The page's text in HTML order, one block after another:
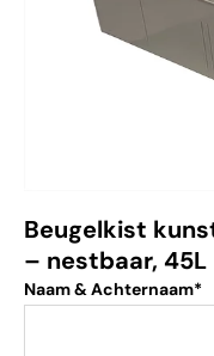
Beugelkist
– nestbaar, 45L
Naam & Achternaam*